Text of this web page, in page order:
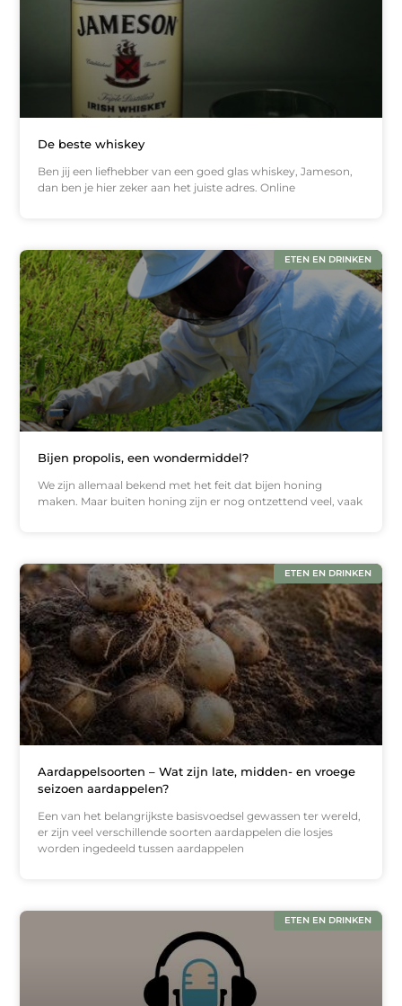
De beste whiskey
Ben jij een liefhebber van een goed glas whiskey, Jameson,
dan ben je hier zeker aan het juiste adres. Online
ETEN EN DRINKEN
Bijen propolis, een wondermiddel?
We zijn allemaal bekend met het feit dat bijen honing
maken. Maar buiten honing zijn er nog ontzettend veel, vaak
ETEN EN DRINKEN
Aardappelsoorten – Wat zijn late, midden- en vroege
seizoen aardappelen?
Een van het belangrijkste basisvoedsel gewassen ter wereld,
er zijn veel verschillende soorten aardappelen die losjes
worden ingedeeld tussen aardappelen
ETEN EN DRINKEN